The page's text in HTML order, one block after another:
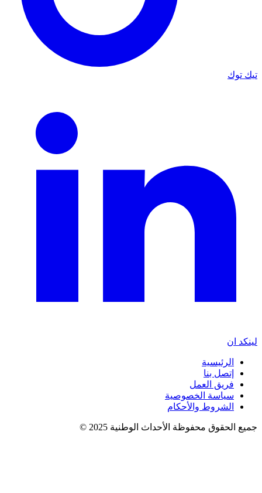
تيك توك
لينكد ان
الرئيسية
إتصل بنا
فريق العمل
سياسة الخصوصية
الشروط والأحكام
جميع الحقوق محفوظة الأحداث الوطنية 2025 ©